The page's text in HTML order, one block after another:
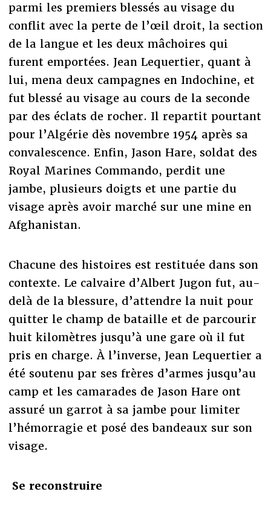
parmi les premiers blessés au visage du
conflit avec la perte de l’œil droit, la section
de la langue et les deux mâchoires qui
furent emportées. Jean Lequertier, quant à
lui, mena deux campagnes en Indochine, et
fut blessé au visage au cours de la seconde
par des éclats de rocher. Il repartit pourtant
pour l’Algérie dès novembre 1954 après sa
convalescence. Enfin, Jason Hare, soldat des
Royal Marines Commando, perdit une
jambe, plusieurs doigts et une partie du
visage après avoir marché sur une mine en
Afghanistan.
Chacune des histoires est restituée dans son
contexte. Le calvaire d’Albert Jugon fut, au-
delà de la blessure, d’attendre la nuit pour
quitter le champ de bataille et de parcourir
huit kilomètres jusqu’à une gare où il fut
pris en charge. À l’inverse, Jean Lequertier a
été soutenu par ses frères d’armes jusqu’au
camp et les camarades de Jason Hare ont
assuré un garrot à sa jambe pour limiter
l’hémorragie et posé des bandeaux sur son
visage.
Se reconstruire